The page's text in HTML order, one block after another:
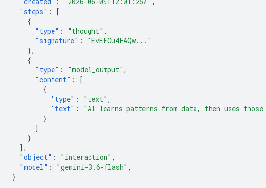
"steps" :
[
{
"type" : "thought" ,
"signature" :
"EvEFCu4FAQw..."
},
{
"type" : "model_output" ,
"content" :
[
{
"type" : "text" ,
"text" :
"AI learns patterns from data, then uses
}
]
}
],
"object" : "interaction" ,
"model" : "gemini-3.6-flash" ,
}